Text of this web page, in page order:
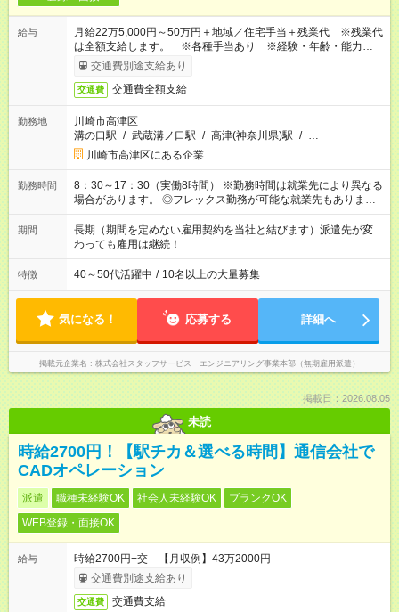
給与
月給22万5,000円～50万円＋地域／住宅手当＋残業代 ※残業代
は全額支給します。 ※各種手当あり ※経験・年齢・能力等を
考慮して加給・優遇します。
交通費別途支給あり
交通費 交通費全額支給
勤務地
川崎市高津区
溝の口駅 / 武蔵溝ノ口駅 / 高津(神奈川県)駅 / …
川崎市高津区にある企業
勤務時間
8：30～17：30（実働8時間） ※勤務時間は就業先により異なる
場合があります。 ◎フレックス勤務が可能な就業先もありま
す。 ◎今よりもさらに働きやすい環境をつくるべく、 働き方
改革に全社をあげて取り組んでいます。
期間
長期（期間を定めない雇用契約を当社と結びます）派遣先が変
わっても雇用は継続！
特徴 40～50代活躍中 / 10名以上の大量募集
気になる！ 応募する 詳細へ
掲載元企業名 株式会社スタッフサービス エンジニアリング事業本部（無期雇用派遣）
掲載日：2026.08.05
未読
時給2700円！【駅チカ＆選べる時間】通信会社で
CADオペレーション
派遣 職種未経験OK 社会人未経験OK
ブランクOK
WEB登録・面接OK
給与
時給2700円+交 【月収例】43万2000円
交通費別途支給あり
交通費 交通費支給